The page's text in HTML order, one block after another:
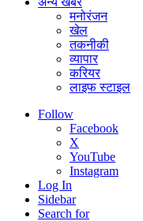
मनोरंजन
खेल
तकनीकी
व्यापार
करियर
लाइफ स्टाइल
Follow
Facebook
X
YouTube
Instagram
Log In
Sidebar
Search for